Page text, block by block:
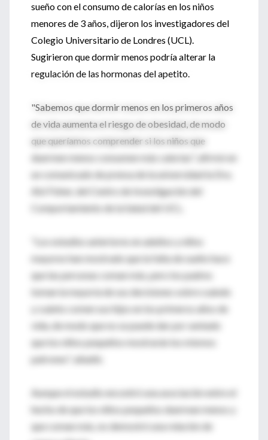
sueño con el consumo de calorías en los niños
menores de 3 años, dijeron los investigadores del
Colegio Universitario de Londres (UCL).
Sugirieron que dormir menos podría alterar la
regulación de las hormonas del apetito.
"Sabemos que dormir menos en los primeros años
de vida aumenta el riesgo de obesidad, de modo
que queríamos comprender si los niños que
duermen menos consumen más calorías", afirmó en
un comunicado de prensa de la universidad la Dra.
Abi Fisher, del Centro de Investigación del
Comportamiento de la Salud del UCL.
"Los estudios anteriores en adultos y niños
mayores han mostrado que la falta de sueño hace
que las personas coman más, pero los padres
toman la mayoría de sus decisiones sobre cuándo
y cuánto comen sus hijos en los primeros años de
vida, de modo que no se puede dar por sentado
que los niños pequeños mostrarán los mismos
patrones", añadió.
Aunque el estudio encontró una asociación entre el
hecho de que los niños pequeños duerman menos y
que coman más, no demostró una relación de